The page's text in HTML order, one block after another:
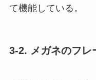
て機能している。
3-2. メガネのフレ